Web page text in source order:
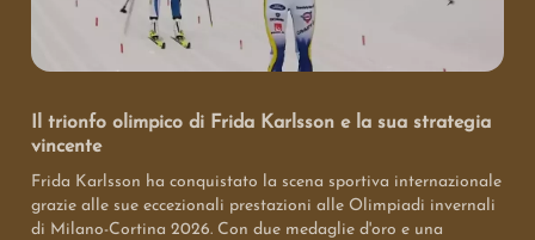
Il trionfo olimpico di Frida Karlsson e la sua strategia
vincente
Frida Karlsson ha conquistato la scena sportiva internazionale
grazie alle sue eccezionali prestazioni alle Olimpiadi invernali
di Milano-Cortina 2026. Con due medaglie d'oro e una